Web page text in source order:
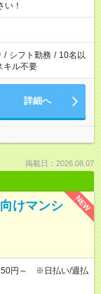
い！
/ シフト勤務 / 10名以
キル不要
詳細へ
掲載日：2026.08.07
NEW
けマンシ
円～ ※日払い/週払